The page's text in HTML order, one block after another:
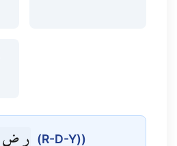
ر (R-D-Y))